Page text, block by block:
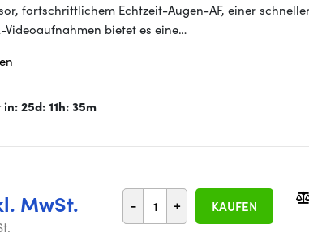
fortschrittlichem Echtzeit-Augen-AF, einer
Videoaufnahmen bietet es eine…
in:25d: 11h: 35m
MwSt. - + KAUFEN